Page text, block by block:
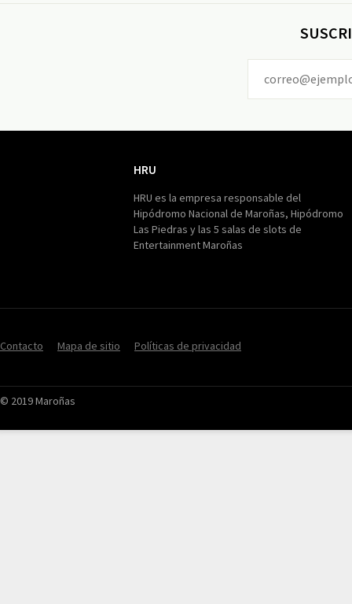
HRU
HRU es la empresa responsable del
Hipódromo Nacional de Maroñas, Hipódromo
Las Piedras y las 5 salas de slots de
Entertainment Maroñas
Contacto Mapa de sitio Políticas de privacidad
© 2019 Maroñas